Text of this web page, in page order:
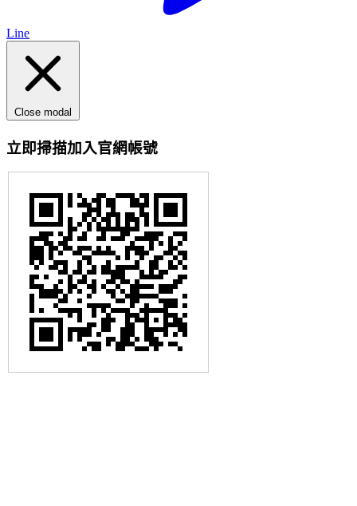
Line
Close modal
立即掃描加入官網帳號